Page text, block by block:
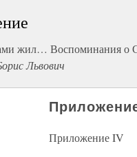
жил… Воспоминания о
Львович
Приложение IV